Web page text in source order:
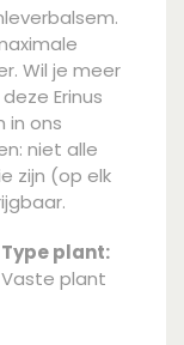
Wil je meer
Erinus
in ons
niet alle
zijn (op elk
Type plant:
Vaste plant